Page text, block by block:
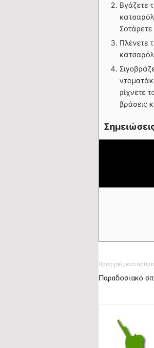
Βγάζετε
Σοτάρετε
Πλένετε
ρίχνετε
βράσεις
Προηγούμενο άρθρο
Παραδοσιακό